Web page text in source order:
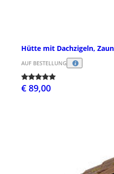
Hütte mit Dachzigeln,
AUF BESTELLUNG
€ 89,00